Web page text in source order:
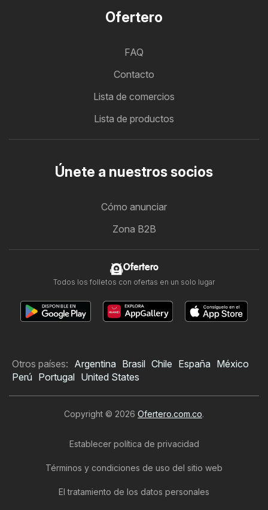
Ofertero
FAQ
Contacto
Lista de comercios
Lista de productos
Únete a nuestros socios
Cómo anunciar
Zona B2B
Ofertero
Todos los folletos con ofertas en un solo lugar
Otros países: Argentina Brasil Chile España México
Perú Portugal United States
Copyright © 2026 Ofertero.com.co.
Establecer política de privacidad
Términos y condiciones de uso del sitio web
El tratamiento de los datos personales